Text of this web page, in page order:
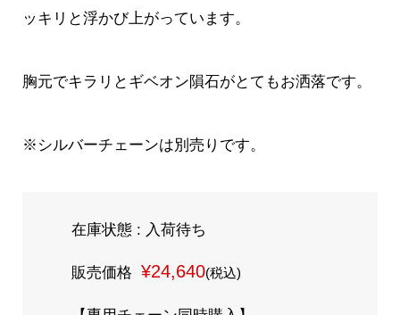
ッキリと浮かび上がっています。
胸元でキラリとギベオン隕石がとてもお洒落です。
※シルバーチェーンは別売りです。
在庫状態 : 入荷待ち
販売価格 ¥24,640(税込)